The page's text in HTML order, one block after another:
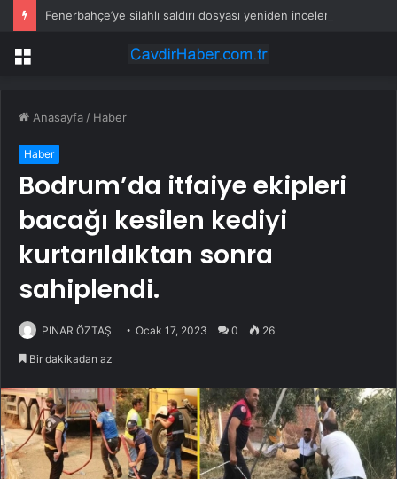
Fenerbahçe’ye silahlı saldırı dosyası yeniden incelenecek
Menü
Anasayfa / Haber
Haber
Bodrum’da itfaiye ekipleri
bacağı kesilen kediyi
kurtarıldıktan sonra
sahiplendi.
PINAR ÖZTAŞ Ocak 17, 2023 0 26
Bir dakikadan az